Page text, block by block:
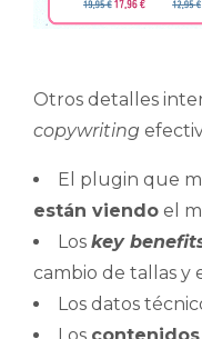
Otros detalles
copywriting
El plugin que
están viendo el
Los key
cambio de tallas y
Los datos